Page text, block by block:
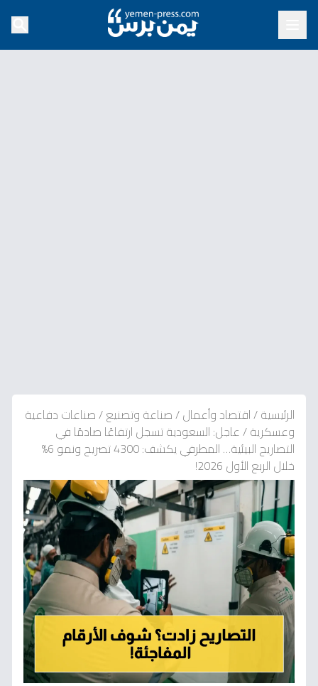
الرئيسية/اقتصاد وأعمال/صناعة وتصنيع/صناعات دفاعية
وعسكرية/عاجل: السعودية تسجل ارتفاعًا صادمًا في
التصاريح البيئية… المطرفي يكشف: 4300 تصريح ونمو 6%
خلال الربع الأول 2026!